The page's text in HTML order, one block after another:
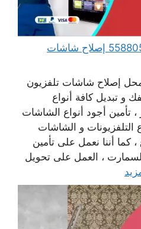
فني تصليح تلفزيونات 55880595 إصلاح شاشات
إصلاح شاشات تلفزيون
و تبديل كافة أنواع
، تأمين أجود أنواع الشاشات
التلفزيونات و الشاشات
، كما أننا نعمل على تأمين
، العمل على تحويل